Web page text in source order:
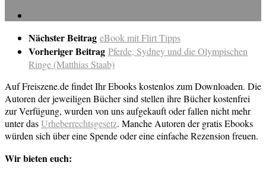
Nächster Beitrag eBook mit Flirt Tipps
Vorheriger Beitrag Pferde, Sydney und die Olympischen
Ringe (Matthias Staab)
Auf Freiszene.de findet Ihr Ebooks kostenlos zum Downloaden. Die
Autoren der jeweiligen Bücher sind stellen ihre Bücher kostenfrei
zur Verfügung, wurden von uns aufgekauft oder fallen nicht mehr
unter dasUrheberrechtsgesetz. Manche Autoren der gratis Ebooks
würden sich über eine Spende oder eine einfache Rezension freuen.
Wir bieten euch: